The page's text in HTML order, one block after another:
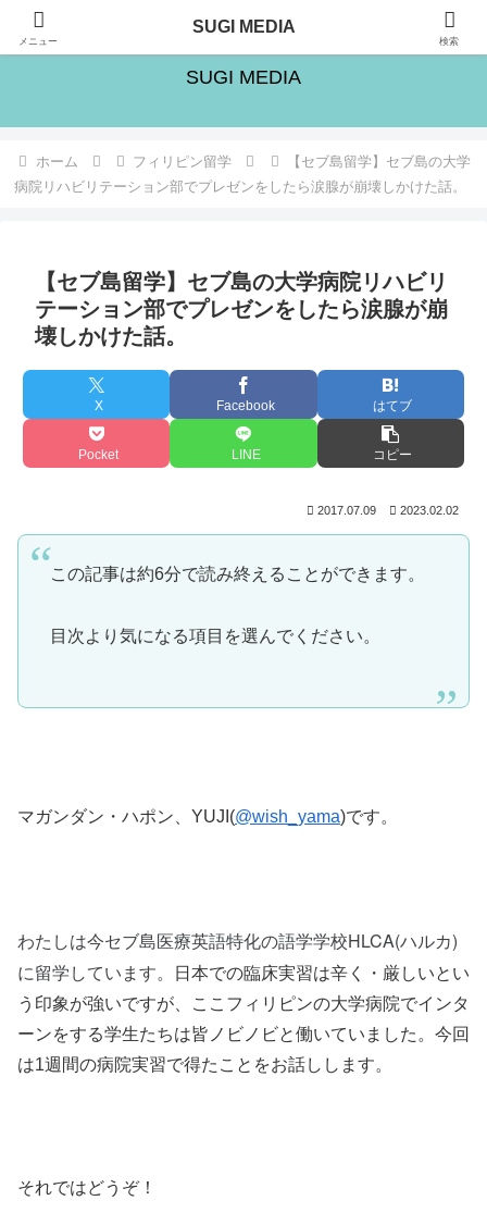
旅・シゴト・人生の楽しみ方を追求するブログ
SUGI MEDIA
ホーム フィリピン留学
【セブ島留学】セブ島の大学
病院リハビリテーション部でプレゼンをしたら涙腺が崩壊しかけた話。
【セブ島留学】セブ島の大学病院リハビリ
テーション部でプレゼンをしたら涙腺が崩
壊しかけた話。
X Facebook はてブ
Pocket LINE コピー
2017.07.09 2023.02.02
この記事は約6分で読み終えることができます。
目次より気になる項目を選んでください。
マガンダン・ハポン、YUJI(@wish_yama)です。
わたしは今セブ島医療英語特化の語学学校HLCA(ハルカ)
に留学しています。
日本での臨床実習は辛く・厳しいとい
う印象が強いですが、ここフィリピンの大学病院でインタ
ーンをする学生たちは皆ノビノビと働いていました。今回
は1週間の病院実習で得たことをお話しします。
それではどうぞ！
メニュー
SUGI MEDIA
検索